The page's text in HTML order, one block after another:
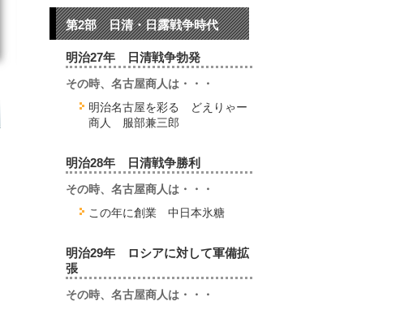
第2部 日清・日露戦争時代
明治27年 日清戦争勃発
その時、名古屋商人は・・・
明治名古屋を彩る どえりゃー
商人 服部兼三郎
明治28年 日清戦争勝利
その時、名古屋商人は・・・
この年に創業 中日本氷糖
明治29年 ロシアに対して軍備拡
張
その時、名古屋商人は・・・